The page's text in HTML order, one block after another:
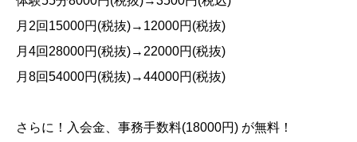
月 2回 15000円 (税抜)→12000円 (税抜)
月 4回 28000円 (税抜)→22000円 (税抜)
月 8回54000円 (税抜)→44000円 (税抜)
さらに！入会金、事務手数料(18000円) が無料！